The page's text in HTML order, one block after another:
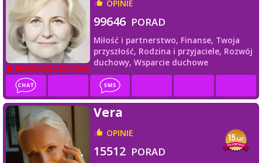
PROWADZI ROZMOWĘ
OPINIE
99646 PORAD
Miłość i partnerstwo, Finanse, Twoja
przyszłość, Rodzina i przyjaciele, Rozwój
duchowy, Wsparcie duchowe
Vera
OPINIE
15512 PORAD